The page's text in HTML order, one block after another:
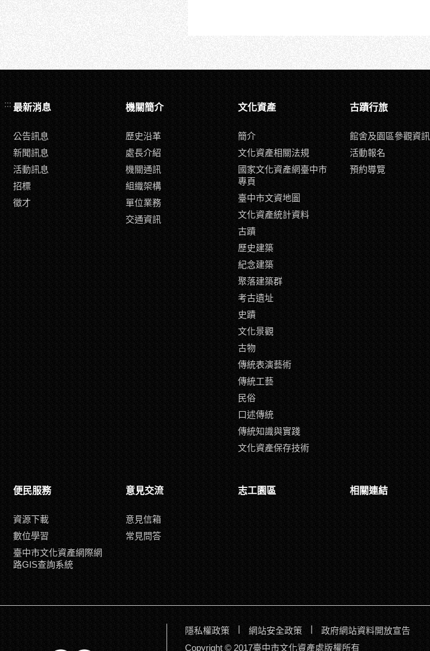
::: 最新消息
公告訊息
新聞訊息
活動訊息
招標
徵才
機關簡介
歷史沿革
處長介紹
機關通訊
組織架構
單位業務
交通資訊
文化資產
簡介
文化資產相關法規
國家文化資產網臺中市
專頁
臺中市文資地圖
文化資產統計資料
古蹟
歷史建築
紀念建築
聚落建築群
考古遺址
史蹟
文化景觀
古物
傳統表演藝術
傳統工藝
民俗
口述傳統
傳統知識與實踐
文化資產保存技術
古蹟行旅
館舍及園區參觀資訊
活動報名
預約導覽
便民服務
資源下載
數位學習
臺中市文化資產網際網
路GIS查詢系統
意見交流
意見信箱
常見問答
志工園區 相關連結
隱私權政策 網站安全政策
政府網站資料開放宣告
Copyright © 2017臺中市文化資產處版權所有